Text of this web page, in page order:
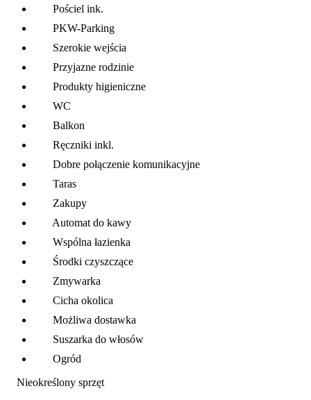
Pościel ink.
PKW-Parking
Szerokie wejścia
Przyjazne rodzinie
Produkty higieniczne
WC
Balkon
Ręczniki inkl.
Dobre połączenie komunikacyjne
Taras
Zakupy
Automat do kawy
Wspólna łazienka
Środki czyszczące
Zmywarka
Cicha okolica
Możliwa dostawka
Suszarka do włosów
Ogród
Nieokreślony sprzęt